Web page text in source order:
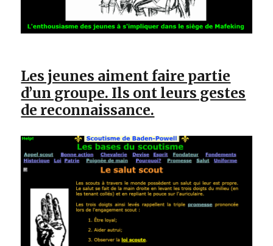
Les jeunes aiment faire partie
d’un groupe. Ils ont leurs gestes
de reconnaissance.